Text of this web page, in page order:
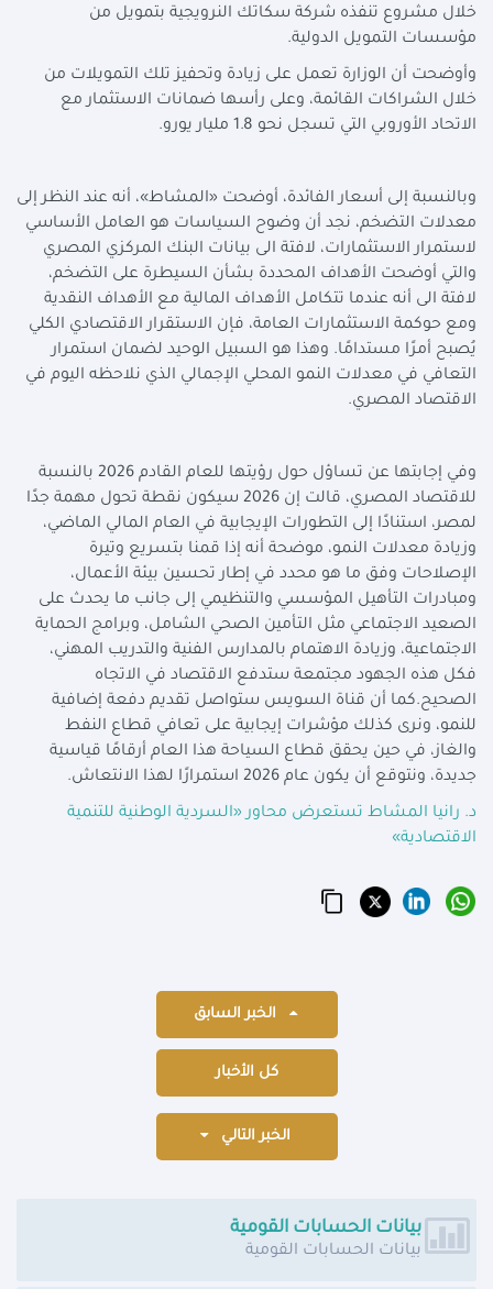
خلال مشروع تنفذه شركة سكاتك النرويجية بتمويل من
مؤسسات التمويل الدولية.
وأوضحت أن الوزارة تعمل على زيادة وتحفيز تلك التمويلات من
خلال الشراكات القائمة، وعلى رأسها ضمانات الاستثمار مع
الاتحاد الأوروبي التي تسجل نحو 1.8 مليار يورو.
وبالنسبة إلى أسعار الفائدة، أوضحت «المشاط»، أنه عند النظر إلى
معدلات التضخم، نجد أن وضوح السياسات هو العامل الأساسي
لاستمرار الاستثمارات، لافتة الى بيانات البنك المركزي المصري
والتي أوضحت الأهداف المحددة بشأن السيطرة على التضخم،
لافتة الى أنه عندما تتكامل الأهداف المالية مع الأهداف النقدية
ومع حوكمة الاستثمارات العامة، فإن الاستقرار الاقتصادي الكلي
يُصبح أمرًا مستدامًا. وهذا هو السبيل الوحيد لضمان استمرار
التعافي في معدلات النمو المحلي الإجمالي الذي نلاحظه اليوم في
الاقتصاد المصري.
وفي إجابتها عن تساؤل حول رؤيتها للعام القادم 2026 بالنسبة
للاقتصاد المصري، قالت إن 2026 سيكون نقطة تحول مهمة جدًا
لمصر، استنادًا إلى التطورات الإيجابية في العام المالي الماضي،
وزيادة معدلات النمو، موضحة أنه إذا قمنا بتسريع وتيرة
الإصلاحات وفق ما هو محدد في إطار تحسين بيئة الأعمال،
ومبادرات التأهيل المؤسسي والتنظيمي إلى جانب ما يحدث على
الصعيد الاجتماعي مثل التأمين الصحي الشامل، وبرامج الحماية
الاجتماعية، وزيادة الاهتمام بالمدارس الفنية والتدريب المهني،
فكل هذه الجهود مجتمعة ستدفع الاقتصاد في الاتجاه
الصحيح.كما أن قناة السويس ستواصل تقديم دفعة إضافية
للنمو، ونرى كذلك مؤشرات إيجابية على تعافي قطاع النفط
والغاز، في حين يحقق قطاع السياحة هذا العام أرقامًا قياسية
جديدة، ونتوقع أن يكون عام 2026 استمرارًا لهذا الانتعاش.
د. رانيا المشاط تستعرض محاور «السردية الوطنية للتنمية
الاقتصادية»
الخبر السابق
كل الأخبار
الخبر التالي
بيانات الحسابات القومية
بيانات الحسابات القومية